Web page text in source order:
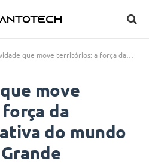
move territórios: a força da economia criativa do mundo até Campina Grande
move
da
do mundo